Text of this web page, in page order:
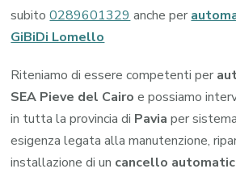
subito0289601329anche per
GiBiDi Lomello
Riteniamo di essere competenti per
SEA Pieve del Cairo e possiamo
in tutta la provincia di Pavia per
esigenza legata alla manutenzione,
installazione di un cancello